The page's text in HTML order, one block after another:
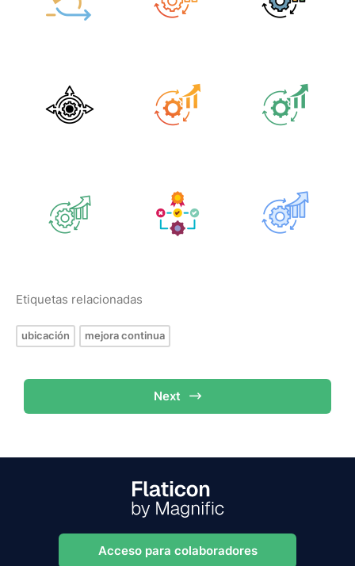
Etiquetas relacionadas
ubicación mejora continua
Next
Acceso para colaboradores